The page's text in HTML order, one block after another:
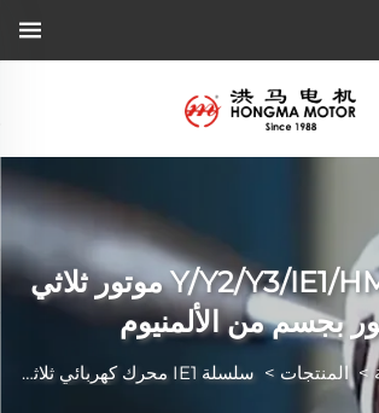
سلسلة Y/Y2/Y3/IE1/HMA1 موتور ثلاثي
بجسم من الألمنيوم
>المنتجات > سلسلة IE1 محرك كهربائي ثلاثي الطور